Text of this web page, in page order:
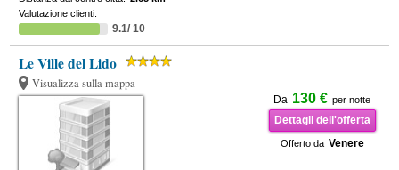
Valutazione clienti:
9.1/ 10
Le Ville del Lido
Visualizza sulla mappa
Da 130 € per notte
Dettagli dell'offerta
Offerto da Venere